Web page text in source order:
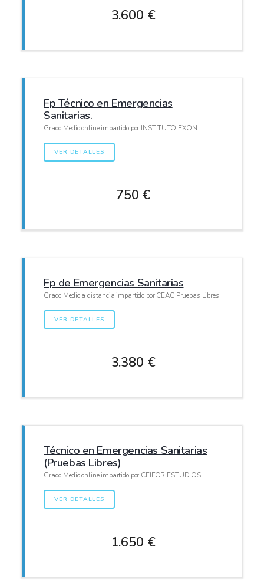
3.600 €
Fp Técnico en Emergencias
Sanitarias.
Grado Medio online impartido por INSTITUTO EXON
VER DETALLES
750 €
Fp de Emergencias Sanitarias
Grado Medio a distancia impartido por CEAC Pruebas Libres
VER DETALLES
3.380 €
Técnico en Emergencias Sanitarias
(Pruebas Libres)
Grado Medio online impartido por CEIFOR ESTUDIOS.
VER DETALLES
1.650 €